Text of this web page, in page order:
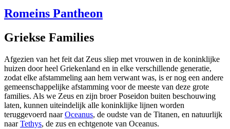
Romeins Pantheon
Griekse Families
Afgezien van het feit dat Zeus sliep met vrouwen in de koninklijke
huizen door heel Griekenland en in elke verschillende generatie,
zodat elke afstammeling aan hem verwant was, is er nog een andere
gemeenschappelijke afstamming voor de meeste van deze grote
families. Als we Zeus en zijn broer Poseidon buiten beschouwing
laten, kunnen uiteindelijk alle koninklijke lijnen worden
teruggevoerd naarOceanus, de oudste van de Titanen, en natuurlijk
naarTethys, de zus en echtgenote van Oceanus.